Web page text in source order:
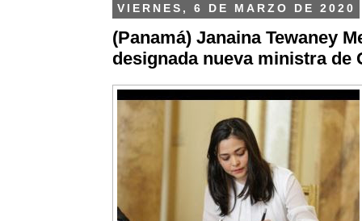
VIERNES, 6 DE MARZO DE 2020
(Panamá) Janaina Tewaney
designada nueva ministra de